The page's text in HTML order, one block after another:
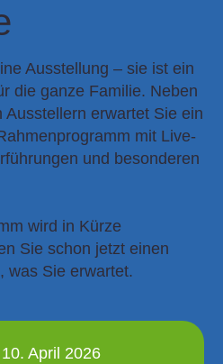
Ausstellung – sie ist ein
die ganze Familie. Neben
erwartet Sie ein
mit Live-
und besonderen
wird in Kürze
Sie schon jetzt einen
was Sie erwartet.
April 2026